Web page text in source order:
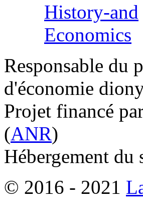
Responsable du
d'économie
Projet financé
(ANR)
Hébergement du
© 2016 - 2021